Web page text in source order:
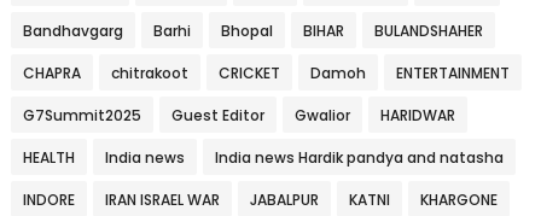
Bandhavgarg Barhi Bhopal BIHAR BULANDSHAHER
CHAPRA chitrakoot CRICKET Damoh ENTERTAINMENT
G7Summit2025 Guest Editor Gwalior HARIDWAR
HEALTH India news India news Hardik pandya and natasha
INDORE IRAN ISRAEL WAR JABALPUR KATNI KHARGONE